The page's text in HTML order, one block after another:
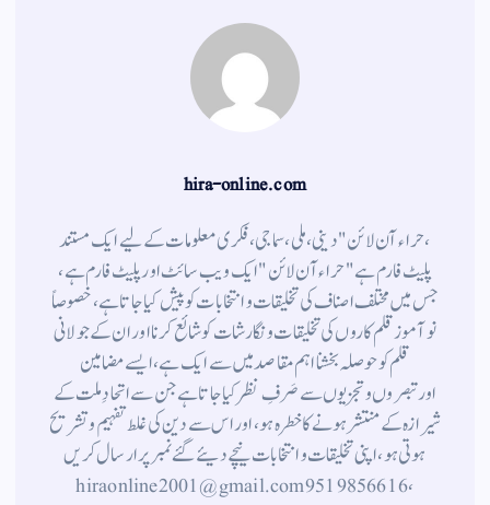
hira-online.com
،حراء آن لائن" دینی ، ملی ، سماجی ، فکری معلومات کے لیے ایک مستند
پلیٹ فارم ہے " حراء آن لائن " ایک ویب سائٹ اور پلیٹ فارم ہے ،
جس میں مختلف اصناف کی تخلیقات و انتخابات کو پیش کیا جاتا ہے ، خصوصاً
نوآموز قلم کاروں کی تخلیقات و نگارشات کو شائع کرنا اور ان کے جولانی
قلم کوحوصلہ بخشنا اہم مقاصد میں سے ایک ہے ، ایسے مضامین
اورتبصروں وتجزیوں سے صَرفِ نظر کیا جاتاہے جن سے اتحادِ ملت کے
شیرازہ کے منتشر ہونے کاخطرہ ہو ، اور اس سے دین کی غلط تفہیم وتشریح
ہوتی ہو، اپنی تخلیقات و انتخابات نیچے دیئے گئے نمبر پر ارسال کریں
، 9519856616 hiraonline2001@gmail.com